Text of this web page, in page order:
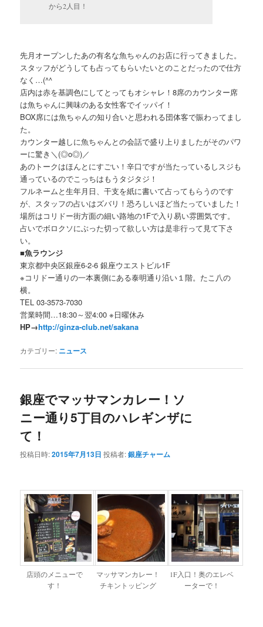
から2人目！
先月オープンしたあの有名な魚ちゃんのお店に行ってきました。
スタッフがどうしても占ってもらいたいとのことだったので仕方
なく…(^^ゞ
店内は赤を基調色にしてとってもオシャレ！8席のカウンター席
は魚ちゃんに興味のある女性客でイッパイ！
BOX席には魚ちゃんの知り合いと思われる団体客で賑わってまし
た。
カウンター越しに魚ちゃんとの会話で盛り上りましたがそのパワ
ーに驚き＼(◎o◎)／
あのトークはほんとにすごい！辛口ですが当たっているしスジも
通っているのでこっちはもうタジタジ！
フルネームと生年月日、干支を紙に書いて占ってもらうのです
が、スタッフの占いはズバリ！恐ろしいほど当たっていました！
場所はコリドー街方面の細い路地の1Fで入り易い雰囲気です。
占いでボロクソにぶった切って欲しい方は是非行って見て下さ
い。
■魚ラウンジ
東京都中央区銀座6-2-6 銀座ウエストビル1F
※コリドー通りの一本裏側にある泰明通り沿い１階。たこ八の
横。
TEL 03-3573-7030
営業時間…18:30～翌4:00 ※日曜休み
HP→http://ginza-club.net/sakana
カテゴリー: ニュース
銀座でマッサマンカレー！ソ
ニー通り5丁目のハレギンザに
て！
投稿日時:2015年7月13日 投稿者:銀座チャーム
店頭のメニューで
す！
マッサマンカレー！
チキントッピング
1F入口！奥のエレベ
ーターで！